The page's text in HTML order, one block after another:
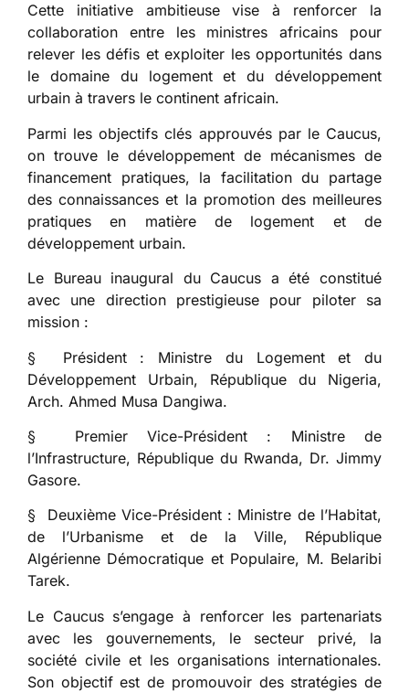
Cette initiative ambitieuse vise à renforcer la
collaboration entre les ministres africains pour
relever les défis et exploiter les opportunités dans
le domaine du logement et du développement
urbain à travers le continent africain.
Parmi les objectifs clés approuvés par le Caucus,
on trouve le développement de mécanismes de
financement pratiques, la facilitation du partage
des connaissances et la promotion des meilleures
pratiques en matière de logement et de
développement urbain.
Le Bureau inaugural du Caucus a été constitué
avec une direction prestigieuse pour piloter sa
mission :
§ Président : Ministre du Logement et du
Développement Urbain, République du Nigeria,
Arch. Ahmed Musa Dangiwa.
§ Premier Vice-Président : Ministre de
l’Infrastructure, République du Rwanda, Dr. Jimmy
Gasore.
§ Deuxième Vice-Président : Ministre de l’Habitat,
de l’Urbanisme et de la Ville, République
Algérienne Démocratique et Populaire, M. Belaribi
Tarek.
Le Caucus s’engage à renforcer les partenariats
avec les gouvernements, le secteur privé, la
société civile et les organisations internationales.
Son objectif est de promouvoir des stratégies de